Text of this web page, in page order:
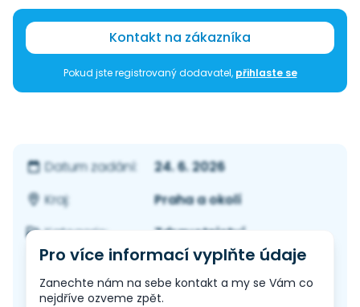
Kontakt na zákazníka
Pokud jste registrovaný dodavatel, přihlaste se
Datum zadání:
24. 6. 2026
Kraj:
Praha a okolí
Kategorie:
Zdravotnictví
Pro více informací vyplňte údaje
Zanechte nám na sebe kontakt a my se Vám co
nejdříve ozveme zpět.